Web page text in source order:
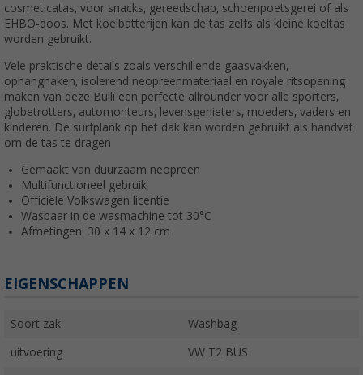
cosmeticatas, voor snacks, gereedschap, schoenpoetsgerei of als
EHBO-doos. Met koelbatterijen kan de tas zelfs als kleine koeltas
worden gebruikt.
Vele praktische details zoals verschillende gaasvakken,
ophanghaken, isolerend neopreenmateriaal en royale ritsopening
maken van deze Bulli een perfecte allrounder voor alle sporters,
globetrotters, automonteurs, levensgenieters, moeders, vaders en
kinderen. De surfplank op het dak kan worden gebruikt als handvat
om de tas te dragen
Gemaakt van duurzaam neopreen
Multifunctioneel gebruik
Officiële Volkswagen licentie
Wasbaar in de wasmachine tot 30°C
Afmetingen: 30 x 14 x 12 cm
EIGENSCHAPPEN
Soort zak Washbag
uitvoering VW T2 BUS